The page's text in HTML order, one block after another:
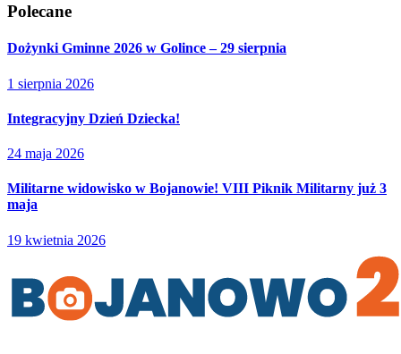
Polecane
Dożynki Gminne 2026 w Golince – 29 sierpnia
1 sierpnia 2026
Integracyjny Dzień Dziecka!
24 maja 2026
Militarne widowisko w Bojanowie! VIII Piknik Militarny już 3
maja
19 kwietnia 2026